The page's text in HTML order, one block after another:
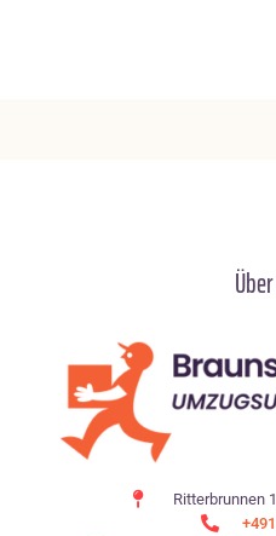
Ritterbrunnen